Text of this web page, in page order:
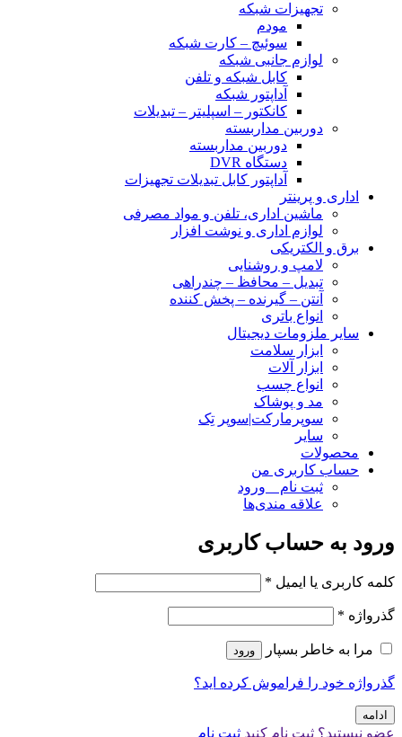
تجهیزات شبکه
مودم
سوئیچ – کارت شبکه
لوازم جانبی شبکه
کابل شبکه و تلفن
آداپتور شبکه
کانکتور – اسپلیتر – تبدیلات
دوربین مداربسته
دوربین مداربسته
دستگاه DVR
آداپتور کابل تبدیلات تجهیزات
اداری و پرینتر
ماشین اداری، تلفن و مواد مصرفی
لوازم اداری و نوشت افزار
برق و الکتریکی
لامپ و روشنایی
تبدیل – محافظ – چندراهی
آنتن – گیرنده – پخش کننده
انواع باتری
سایر ملزومات دیجیتال
ابزار سلامت
ابزار آلات
انواع چسب
مد و پوشاک
سوپرمارکت|سوپر تِک
سایر
محصولات
حساب کاربری من
ثبت نام _ ورود
علاقه مندی‌ها
ورود به حساب کاربری
کلمه کاربری یا ایمیل *
گذرواژه *
مرا به خاطر بسپار ورود
گذرواژه خود را فراموش کرده اید؟
ادامه
عضو نیستید؟ ثبت نام کنید ثبت نام